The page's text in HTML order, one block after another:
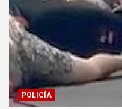
POLICÍA